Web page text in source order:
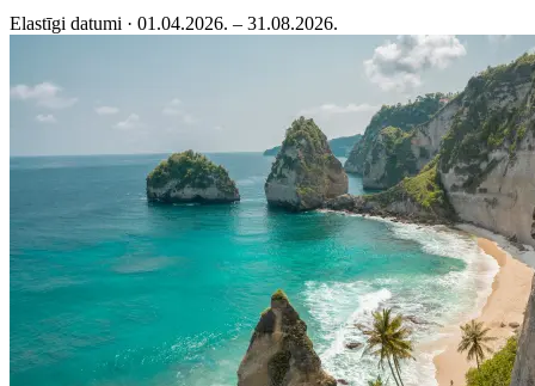
Elastīgi datumi · 01.04.2026. – 31.08.2026.